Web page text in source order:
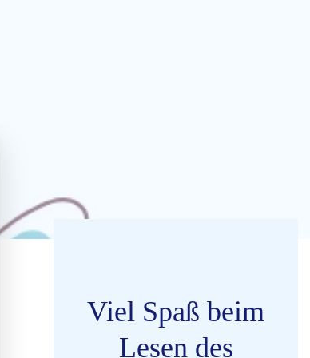
Viel Spaß beim
Lesen des